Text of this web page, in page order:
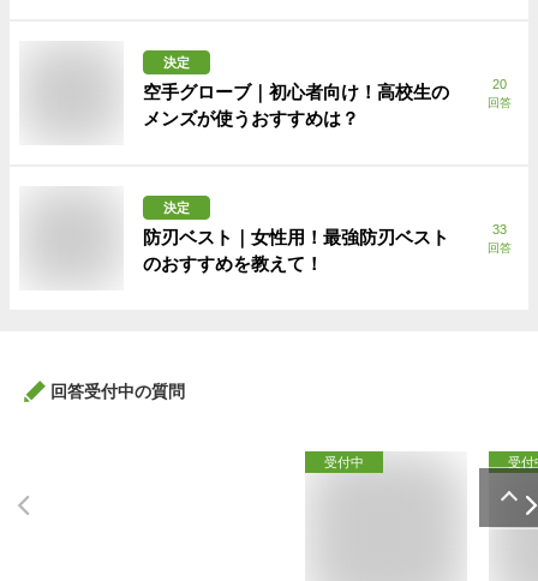
決定
空手グローブ｜初心者向け！高校生の
メンズが使うおすすめは？
20
回答
決定
防刃ベスト｜女性用！最強防刃ベスト
のおすすめを教えて！
33
回答
回答受付中の質問
受付中 受付